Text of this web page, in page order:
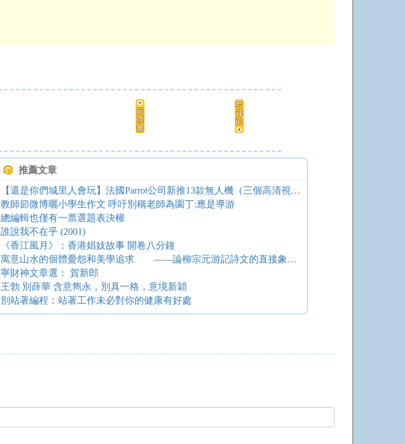
推薦文章
【還是你們城里人會玩】法國Parrot公司新推13款無人機（三個高清視頻）
教師節微博曬小學生作文 呼吁別稱老師為園丁:應是導游
總編輯也僅有一票選題表決權
誰說我不在乎 (2001)
《香江風月》：香港娼妓故事 開卷八分鐘
寓意山水的個體憂怨和美學追求 ——論柳宗元游記詩文的直接象征性和間接表現性
寧財神文章選： 賀新郎
王勃 別薛華 含意雋永，別具一格，意境新穎
別站著編程：站著工作未必對你的健康有好處